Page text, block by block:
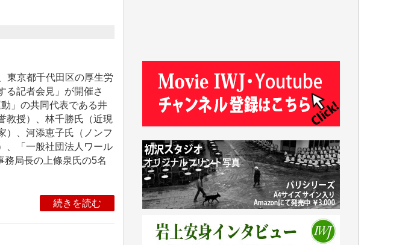
東京都千代田区の厚生労
る記者会見」が開催さ
」の共同代表である井
教授）、林千勝氏（近現
）、河添恵子氏（ノンフ
、「一般社団法人ワール
務局長の上條泉氏の5名
続きを読む
ASAKO TAKAESU 様
マシオン恵美香 様
平野智生 様
山本賢二 様
吉住俊昭 様
徳山匡 様
金 盛起 様
塩川 晃平 様
松本益美 様
井出 隆太 様
及川昭男 様
岩井祐子 様